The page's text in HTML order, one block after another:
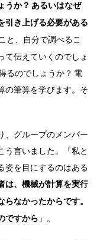
うか？ あるいはなぜ
引き上げる必要がある
と、自分で調べるこ
て伝えていくのでしょ
るのでしょうか？ 電
の筆算を学びます。そ
、グループのメンバー
う言いました。「私と
姿を目にするのはある
は、機械が計算を実行
なかったからです。
ですから 」。